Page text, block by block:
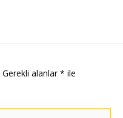
Gerekli alanlar * ile